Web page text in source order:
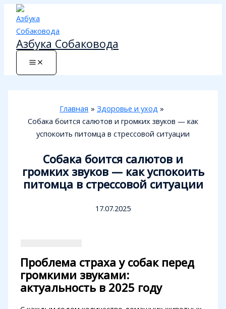
Перейти
содержимому
Азбука Собаковода
Главная
Здоровье и уход
Собака боится салютов и громких звуков — как
успокоить питомца в стрессовой ситуации
Собака боится салютов и
громких звуков — как успокоить
питомца в стрессовой ситуации
17.07.2025
Проблема страха у собак перед
громкими звуками:
актуальность в 2025 году